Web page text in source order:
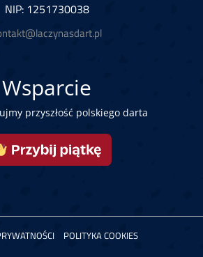
NIP: 1251730038
Wsparcie
przyszłość polskiego darta
POLITYKA COOKIES